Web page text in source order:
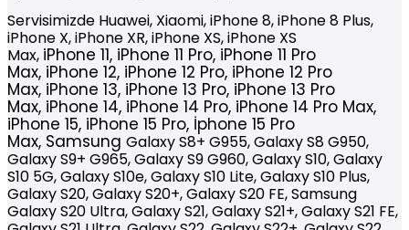
Servisimizde Huawei, Xiaomi, iPhone 8, iPhone 8 Plus,
iPhone X, iPhone XR, iPhone XS, iPhone XS
Max, iPhone 11, iPhone 11 Pro, iPhone 11 Pro
Max, iPhone 12, iPhone 12 Pro, iPhone 12 Pro
Max, iPhone 13, iPhone 13 Pro, iPhone 13 Pro
Max, iPhone 14, iPhone 14 Pro, iPhone 14 Pro Max,
iPhone 15, iPhone 15 Pro, İphone 15 Pro
Max, Samsung Galaxy S8+ G955, Galaxy S8 G950,
Galaxy S9+ G965, Galaxy S9 G960, Galaxy S10, Galaxy
S10 5G, Galaxy S10e, Galaxy S10 Lite, Galaxy S10 Plus,
Galaxy S20, Galaxy S20+, Galaxy S20 FE, Samsung
Galaxy S20 Ultra, Galaxy S21, Galaxy S21+, Galaxy S21 FE,